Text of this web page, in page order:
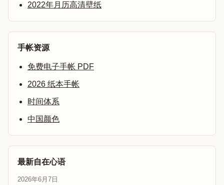
2022年月历高清壁纸
手帐资源
免费电子手帐 PDF
2026 纸本手帐
时间体系
中国颜色
最新自在心语
2026年6月7日